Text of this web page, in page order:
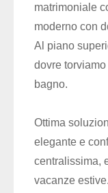
matrimoniale
moderno con
Al piano
dovre
bagno.
Ottima
elegante e
centralissima,
vacanze estive.